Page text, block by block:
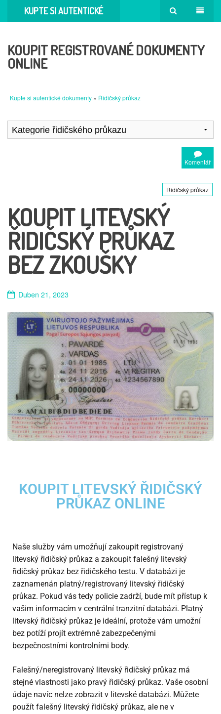
KUPTE SI AUTENTICKÉ
KOUPIT REGISTROVANÉ DOKUMENTY
ONLINE
Kupte si autentické dokumenty » Řidičský průkaz
Komentář
Řidičský průkaz
KOUPIT LITEVSKÝ
ŘIDIČSKÝ PRŮKAZ
BEZ ZKOUŠKY
Duben 21, 2023
KOUPIT LITEVSKÝ ŘIDIČSKÝ
PRŮKAZ ONLINE
Naše služby vám umožňují zakoupit registrovaný
litevský řidičský průkaz a zakoupit falešný litevský
řidičský průkaz bez řidičského testu. V databázi je
zaznamenán platný/registrovaný litevský řidičský
průkaz. Pokud vás tedy policie zadrží, bude mít přístup k
vašim informacím v centrální tranzitní databázi. Platný
litevský řidičský průkaz je ideální, protože vám umožní
bez potíží projít extrémně zabezpečenými
bezpečnostními kontrolními body.
Falešný/neregistrovaný litevský řidičský průkaz má
stejné vlastnosti jako pravý řidičský průkaz. Vaše osobní
údaje navíc nelze zobrazit v litevské databázi. Můžete
použít falešný litevský řidičský průkaz, ale ne v